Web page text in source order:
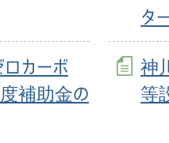
タ
カーボ
補助金の
神
等